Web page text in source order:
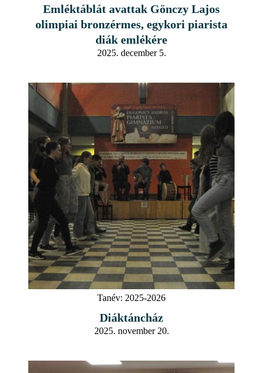
Emléktáblát avattak Gönczy Lajos
olimpiai bronzérmes, egykori piarista
diák emlékére
2025. december 5.
Tanév: 2025-2026
Diáktáncház
2025. november 20.